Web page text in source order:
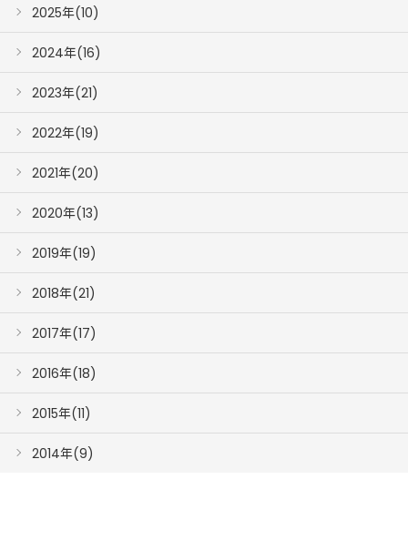
2025年(10)
2024年(16)
2023年(21)
2022年(19)
2021年(20)
2020年(13)
2019年(19)
2018年(21)
2017年(17)
2016年(18)
2015年(11)
2014年(9)